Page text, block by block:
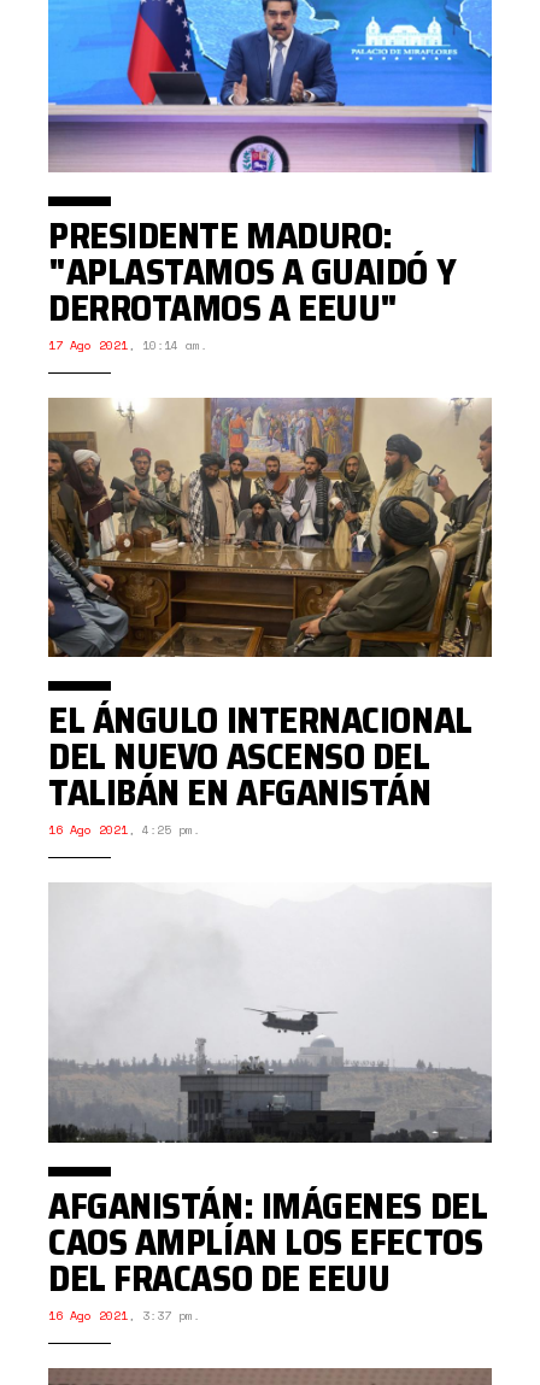
PRESIDENTE MADURO:
"APLASTAMOS A GUAIDÓ Y
DERROTAMOS A EEUU"
17 Ago 2021, 10:14 am.
EL ÁNGULO INTERNACIONAL
DEL NUEVO ASCENSO DEL
TALIBÁN EN AFGANISTÁN
16 Ago 2021, 4:25 pm.
AFGANISTÁN: IMÁGENES DEL
CAOS AMPLÍAN LOS EFECTOS
DEL FRACASO DE EEUU
16 Ago 2021, 3:37 pm.